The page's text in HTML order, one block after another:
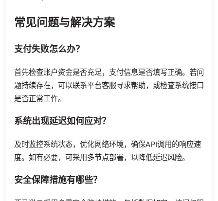
常见问题与解决方案
支付失败怎么办？
首先检查账户资金是否充足，支付信息是否填写正确。若问
题持续存在，可以联系平台客服寻求帮助，或检查系统接口
是否正常工作。
系统出现延迟如何应对？
及时监控系统状态，优化网络环境，确保API调用的响应速
度。如有必要，可采用多节点部署，以降低延迟风险。
安全保障措施有哪些？